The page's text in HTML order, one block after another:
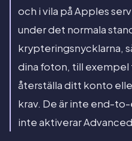
och i vila på Apples
under det normala
krypteringsnycklarna,
dina foton, till exempel
återställa ditt konto
krav. De är inte end-
inte aktiverar